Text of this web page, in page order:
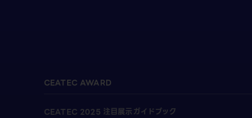
CEATEC AWARD
CEATEC 2025 注目展示ガイドブック